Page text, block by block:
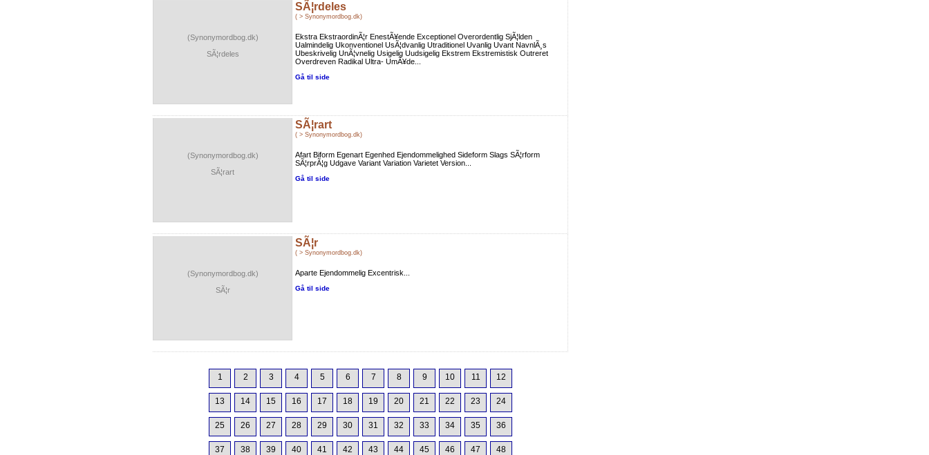
(Synonymordbog.dk)
SÃ¦rdeles
SÃ¦rdeles
( > Synonymordbog.dk)
Ekstra EkstraordinÃ¦r EnestÃ¥ende Exceptionel Overordentlig SjÃ¦lden
Ualmindelig Ukonventionel UsÃ¦dvanlig Utraditionel Uvanlig Uvant NavnlÃ¸s
Ubeskrivelig UnÃ¦vnelig Usigelig Uudsigelig Ekstrem Ekstremistisk Outreret
Overdreven Radikal Ultra- UmÃ¥de...
Gå til side
(Synonymordbog.dk)
SÃ¦rart
SÃ¦rart
( > Synonymordbog.dk)
Afart Biform Egenart Egenhed Ejendommelighed Sideform Slags SÃ¦rform
SÃ¦rprÃ¦g Udgave Variant Variation Varietet Version...
Gå til side
(Synonymordbog.dk)
SÃ¦r
SÃ¦r
( > Synonymordbog.dk)
Aparte Ejendommelig Excentrisk...
Gå til side
1 2 3 4 5 6 7 8 9 10 11 12
13 14 15 16 17 18 19 20 21 22 23 24
25 26 27 28 29 30 31 32 33 34 35 36
37 38 39 40 41 42 43 44 45 46 47 48